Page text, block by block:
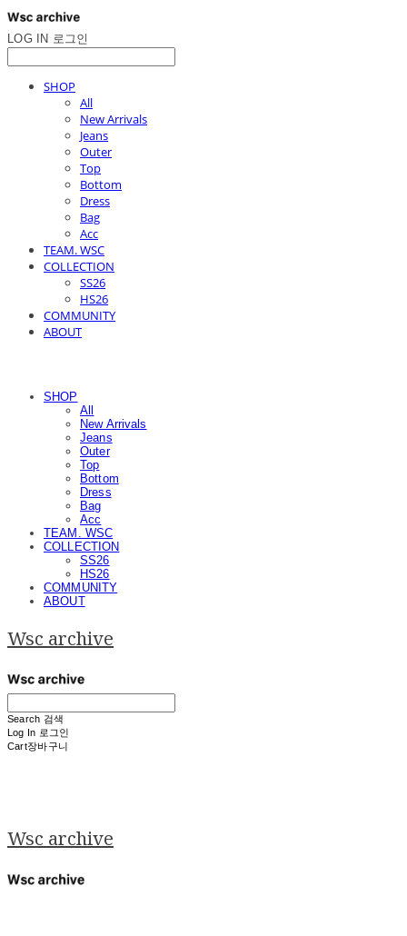
LOG IN 로그인
SHOP
All
New Arrivals
Jeans
Outer
Top
Bottom
Dress
Bag
Acc
TEAM. WSC
COLLECTION
SS26
HS26
COMMUNITY
ABOUT
SHOP
All
New Arrivals
Jeans
Outer
Top
Bottom
Dress
Bag
Acc
TEAM. WSC
COLLECTION
SS26
HS26
COMMUNITY
ABOUT
Wsc archive
Search 검색
Log In 로그인
Cart장바구니
Wsc archive